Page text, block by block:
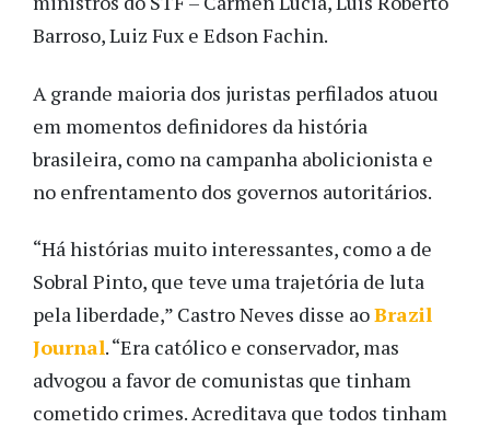
Barroso, Luiz Fux e Edson Fachin.
A grande maioria dos juristas perfilados atuou
em momentos definidores da história
brasileira, como na campanha abolicionista e
no enfrentamento dos governos autoritários.
“Há histórias muito interessantes, como a de
Sobral Pinto, que teve uma trajetória de luta
pela liberdade,” Castro Neves disse aoBrazil
Journal. “Era católico e conservador, mas
advogou a favor de comunistas que tinham
cometido crimes. Acreditava que todos tinham